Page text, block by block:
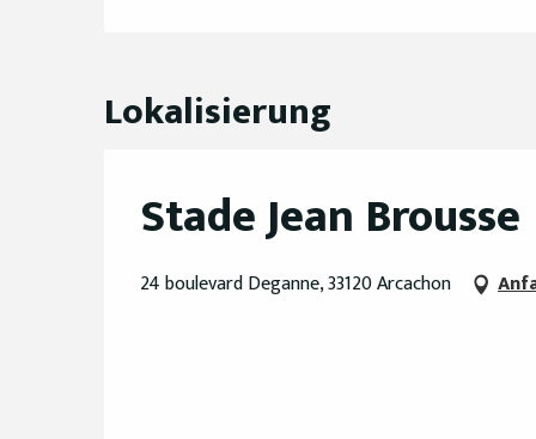
Lokalisierung
Stade Jean Brousse
24 boulevard Deganne, 33120 Arcachon